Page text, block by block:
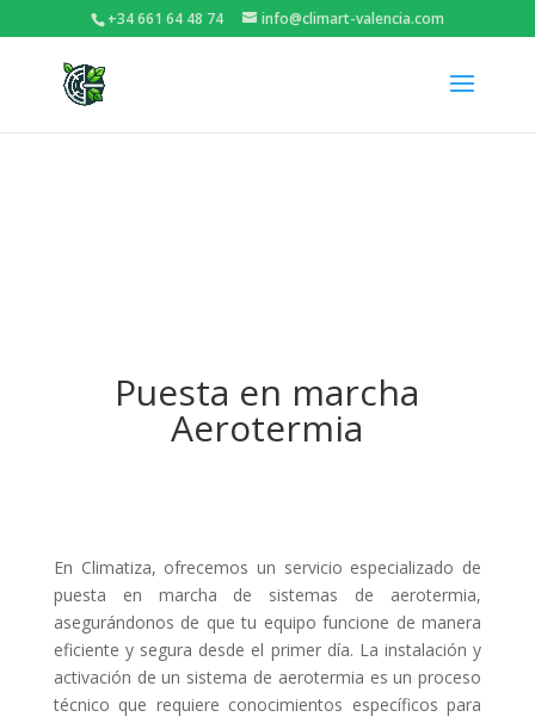
+34 661 64 48 74 info@climart-valencia.com
Puesta en marcha
Aerotermia
En Climatiza, ofrecemos un servicio especializado de
puesta en marcha de sistemas de aerotermia,
asegurándonos de que tu equipo funcione de manera
eficiente y segura desde el primer día. La instalación y
activación de un sistema de aerotermia es un proceso
técnico que requiere conocimientos específicos para